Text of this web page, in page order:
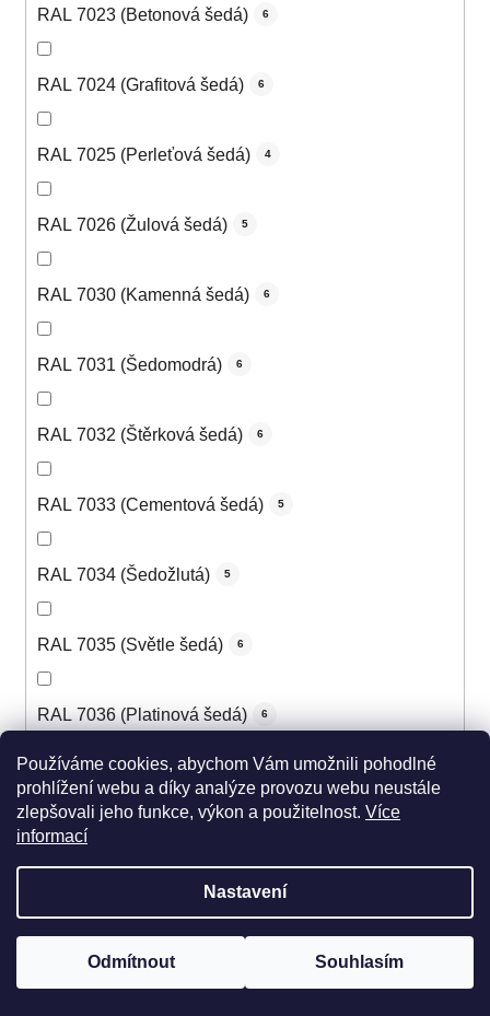
Používáme cookies, abychom Vám umožnili pohodlné
prohlížení webu a díky analýze provozu webu neustále
zlepšovali jeho funkce, výkon a použitelnost. Více
informací
Nastavení
Odmítnout Souhlasím
RAL 7023 (Betonová šedá) 6
RAL 7024 (Grafitová šedá) 6
RAL 7025 (Perleťová šedá) 4
RAL 7026 (Žulová šedá) 5
RAL 7030 (Kamenná šedá) 6
RAL 7031 (Šedomodrá) 6
RAL 7032 (Štěrková šedá) 6
RAL 7033 (Cementová šedá) 5
RAL 7034 (Šedožlutá) 5
RAL 7035 (Světle šedá) 6
RAL 7036 (Platinová šedá) 6
RAL 7037 (Prachová šedá) 6
RAL 7039 (Křemenná šedá)
RAL 7040 (Okenní šedá)